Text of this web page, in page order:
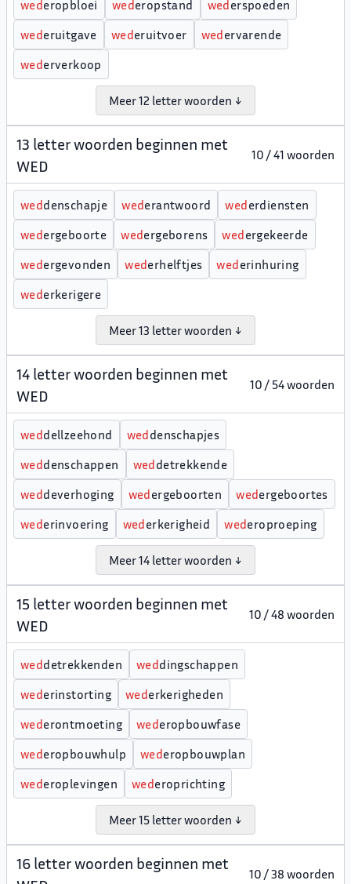
wederopbloei wederopstand wed erspoeden
wederuitgave wederuitvoer wedervarende
wederverkoop
Meer 12 letter woorden ↓
13 letter woorden beginnen met
WED
10 / 41 woorden
weddenschapje wederantwoord wederdiensten
wedergeboorte wedergeborens wedergekeerde
wedergevonden wederhelftjes wederinhuring
wederkerigere
Meer 13 letter woorden ↓
14 letter woorden beginnen met
WED
10 / 54 woorden
weddellzeehond weddenschapjes
weddenschappen weddetrekkende
weddeverhoging wedergeboorten wedergeboortes
wederinvoering wederkerigheid wederoproeping
Meer 14 letter woorden ↓
15 letter woorden beginnen met
WED
10 / 48 woorden
weddetrekkenden weddingschappen
wederinstorting wederkerigheden
wederontmoeting wederopbouwfase
wederopbouwhulp wederopbouwplan
wederoplevingen wederoprichting
Meer 15 letter woorden ↓
16 letter woorden beginnen met
10 / 38 woorden